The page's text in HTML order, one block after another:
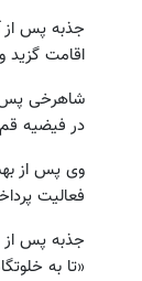
جذبه پس از
اقامت گزید
شاهرخی پس
در فیضیه
وی پس از
فعالیت
جذبه پس از
«تا به